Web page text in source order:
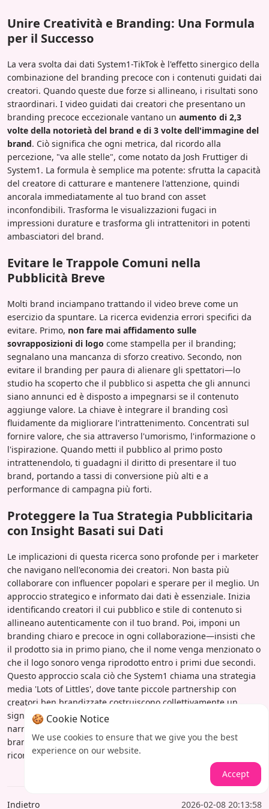
Unire Creatività e Branding: Una Formula
per il Successo
La vera svolta dai dati System1-TikTok è l'effetto sinergico della
combinazione del branding precoce con i contenuti guidati dai
creatori. Quando queste due forze si allineano, i risultati sono
straordinari. I video guidati dai creatori che presentano un
branding precoce eccezionale vantano un aumento di 2,3
volte della notorietà del brand e di 3 volte dell'immagine del
brand. Ciò significa che ogni metrica, dal ricordo alla
percezione, "va alle stelle", come notato da Josh Fruttiger di
System1. La formula è semplice ma potente: sfrutta la capacità
del creatore di catturare e mantenere l'attenzione, quindi
ancorala immediatamente al tuo brand con asset
inconfondibili. Trasforma le visualizzazioni fugaci in
impressioni durature e trasforma gli intrattenitori in potenti
ambasciatori del brand.
Evitare le Trappole Comuni nella
Pubblicità Breve
Molti brand inciampano trattando il video breve come un
esercizio da spuntare. La ricerca evidenzia errori specifici da
evitare. Primo, non fare mai affidamento sulle
sovrapposizioni di logo come stampella per il branding;
segnalano una mancanza di sforzo creativo. Secondo, non
evitare il branding per paura di alienare gli spettatori—lo
studio ha scoperto che il pubblico si aspetta che gli annunci
siano annunci ed è disposto a impegnarsi se il contenuto
aggiunge valore. La chiave è integrare il branding così
fluidamente da migliorare l'intrattenimento. Concentrati sul
fornire valore, che sia attraverso l'umorismo, l'informazione o
l'ispirazione. Quando metti il pubblico al primo posto
intrattenendolo, ti guadagni il diritto di presentare il tuo
brand, portando a tassi di conversione più alti e a
performance di campagna più forti.
Proteggere la Tua Strategia Pubblicitaria
con Insight Basati sui Dati
Le implicazioni di questa ricerca sono profonde per i marketer
che navigano nell'economia dei creatori. Non basta più
collaborare con influencer popolari e sperare per il meglio. Un
approccio strategico e informato dai dati è essenziale. Inizia
identificando creatori il cui pubblico e stile di contenuto si
allineano autenticamente con il tuo brand. Poi, imponi un
branding chiaro e precoce in ogni collaborazione—insisti che
il prodotto sia in primo piano, che il nome venga menzionato o
che il logo sonoro venga riprodotto entro i primi due secondi.
Questo approccio scala ciò che System1 chiama una strategia
media 'Lots of Littles', dove tante piccole partnership con
creatori ben brandizzate costruiscono collettivamente un
significativo patrimonio di marca. Abbracciando sia l'arte della
narrazione dei creatori che la scienza del branding precoce, i
brand possono sbloccare livelli senza precedenti di attenzione,
ricordo e, in definitiva, crescita nell'arena dei video brevi.
Indietro 2026-02-08 20:13:58
🍪 Cookie Notice
We use cookies to ensure that we give you the best
experience on our website.
Accept